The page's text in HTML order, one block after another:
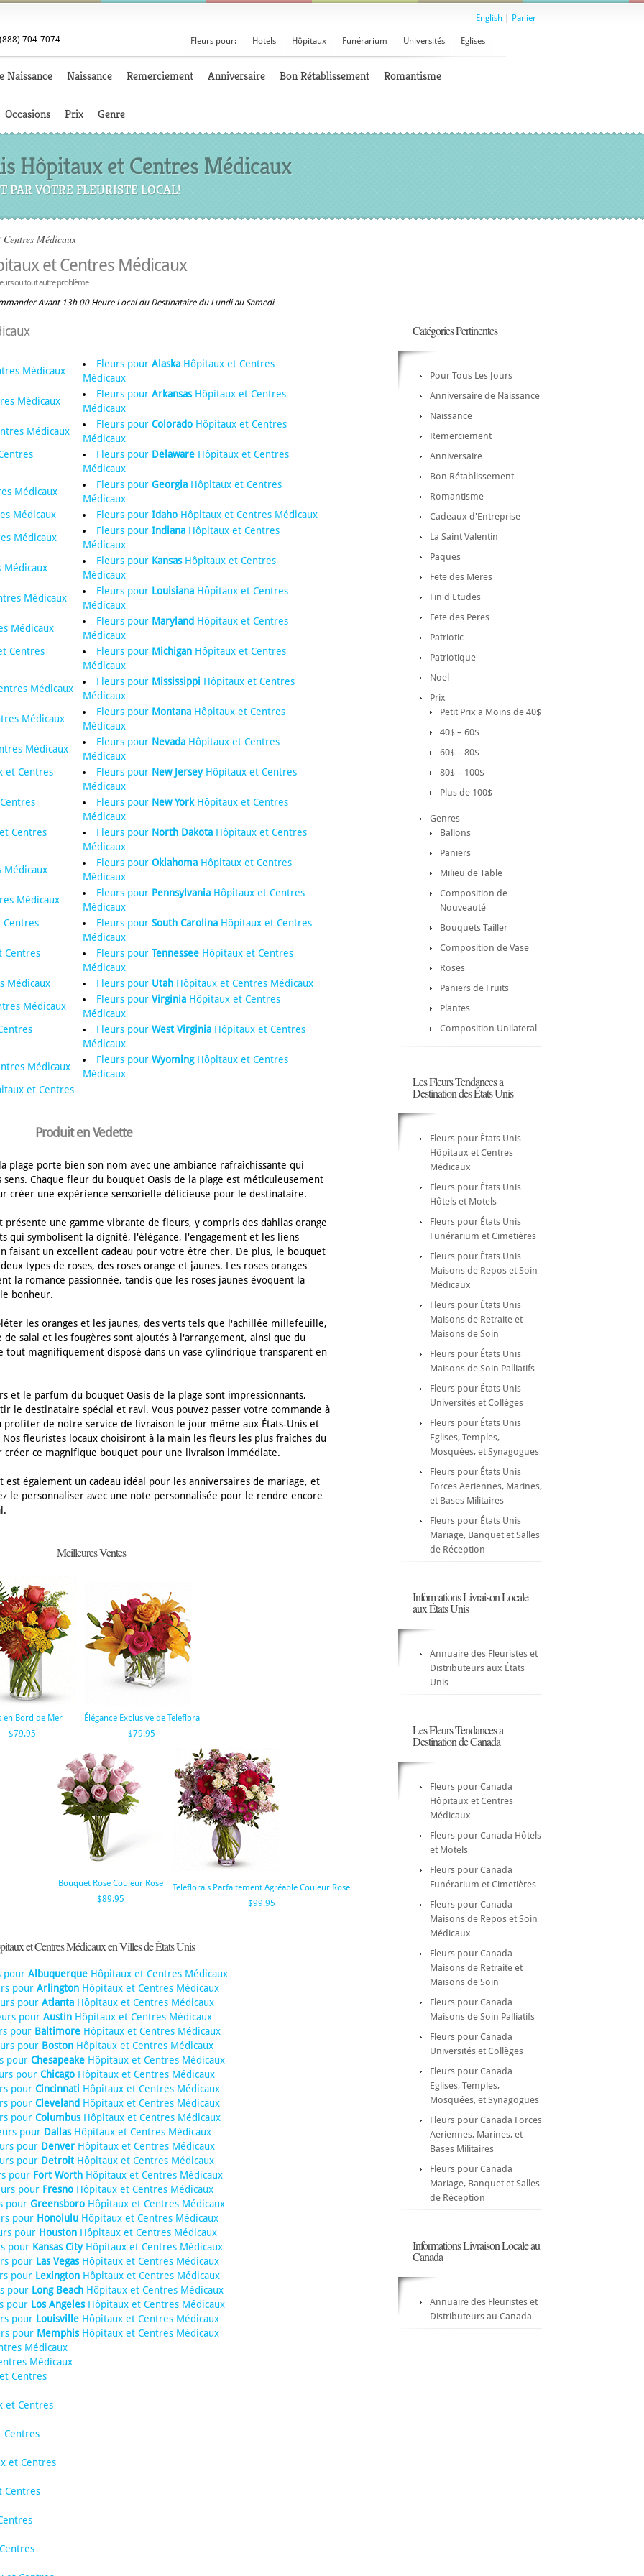
English Panier
(888) 704-7074 Fleurs pour: Hotels Hôpitaux Funérarium Universités Eglises
Naissance Naissance Remerciement Anniversaire Bon Rétablissement Romantisme
Occasions Prix Genre
Hôpitaux et Centres Médicaux
VOTRE FLEURISTE LOCAL!
Médicaux
et Centres Médicaux
ou tout autre problème
Avant 13h 00 Heure Local du Destinataire du Lundi au Samedi
Médicaux
Fleurs pour Alaska Hôpitaux et Centres
Médicaux
Médicaux
Fleurs pour ArkansasHôpitaux et Centres
Médicaux
Médicaux
Fleurs pour Colorado Hôpitaux et Centres
Médicaux
Fleurs pour Delaware Hôpitaux et Centres
Médicaux
Médicaux
Fleurs pour Georgia Hôpitaux et Centres
Médicaux
Médicaux
Fleurs pour Idaho Hôpitaux et Centres Médicaux
Médicaux
Fleurs pour Indiana Hôpitaux et Centres
Médicaux
Fleurs pour KansasHôpitaux et Centres
Médicaux
Médicaux
Fleurs pour Louisiana Hôpitaux et Centres
Médicaux
Médicaux
Fleurs pour Maryland Hôpitaux et Centres
Médicaux
Centres
Fleurs pour Michigan Hôpitaux et Centres
Médicaux
Médicaux
Fleurs pour Mississippi Hôpitaux et Centres
Médicaux
Médicaux
Fleurs pour Montana Hôpitaux et Centres
Médicaux
Médicaux
Fleurs pour Nevada Hôpitaux et Centres
Médicaux
et Centres
Fleurs pour New JerseyHôpitaux et Centres
Médicaux
Fleurs pour New YorkHôpitaux et Centres
Médicaux
Centres
Fleurs pour North Dakota Hôpitaux et Centres
Médicaux
Fleurs pour Oklahoma Hôpitaux et Centres
Médicaux
Médicaux
Fleurs pour Pennsylvania Hôpitaux et Centres
Médicaux
Fleurs pour South Carolina Hôpitaux et Centres
Médicaux
Centres
Fleurs pour Tennessee Hôpitaux et Centres
Médicaux
Médicaux
Fleurs pour Utah Hôpitaux et Centres Médicaux
Médicaux
Fleurs pour Virginia Hôpitaux et Centres
Médicaux
Fleurs pour West Virginia Hôpitaux et Centres
Médicaux
Médicaux
Fleurs pour WyomingHôpitaux et Centres
Médicaux
et Centres
Produit en Vedette
plage porte bien son nom avec une ambiance rafraîchissante qui
Chaque fleur du bouquet Oasis de la plage est méticuleusement
créer une expérience sensorielle délicieuse pour le destinataire.
présente une gamme vibrante de fleurs, y compris des dahlias orange
qui symbolisent la dignité, l'élégance, l'engagement et les liens
faisant un excellent cadeau pour votre être cher. De plus, le bouquet
types de roses, des roses orange et jaunes. Les roses oranges
la romance passionnée, tandis que les roses jaunes évoquent la
bonheur.
les oranges et les jaunes, des verts tels que l'achillée millefeuille,
de salal et les fougères sont ajoutés à l'arrangement, ainsi que du
tout magnifiquement disposé dans un vase cylindrique transparent en
et le parfum du bouquet Oasis de la plage sont impressionnants,
le destinataire spécial et ravi. Vous pouvez passer votre commande à
profiter de notre service de livraison le jour même aux États-Unis et
Nos fleuristes locaux choisiront à la main les fleurs les plus fraîches du
créer ce magnifique bouquet pour une livraison immédiate.
est également un cadeau idéal pour les anniversaires de mariage, et
le personnaliser avec une note personnalisée pour le rendre encore
Meilleures Ventes
en Bord de Mer
$79.95
Élégance Exclusive de Teleflora
$79.95
Bouquet Rose Couleur Rose
$89.95
Teleflora's Parfaitement Agréable Couleur Rose
$99.95
et Centres Médicaux en Villes de États Unis
pour AlbuquerqueHôpitaux et Centres Médicaux
pour ArlingtonHôpitaux et Centres Médicaux
pour AtlantaHôpitaux et Centres Médicaux
pour Austin Hôpitaux et Centres Médicaux
pour Baltimore Hôpitaux et Centres Médicaux
pour Boston Hôpitaux et Centres Médicaux
pour ChesapeakeHôpitaux et Centres Médicaux
pour Chicago Hôpitaux et Centres Médicaux
pour Cincinnati Hôpitaux et Centres Médicaux
pour Cleveland Hôpitaux et Centres Médicaux
pour ColumbusHôpitaux et Centres Médicaux
pour DallasHôpitaux et Centres Médicaux
pour DenverHôpitaux et Centres Médicaux
pour Detroit Hôpitaux et Centres Médicaux
pour Fort WorthHôpitaux et Centres Médicaux
pour FresnoHôpitaux et Centres Médicaux
pour Greensboro Hôpitaux et Centres Médicaux
pour Honolulu Hôpitaux et Centres Médicaux
pour HoustonHôpitaux et Centres Médicaux
pour Kansas CityHôpitaux et Centres Médicaux
pour Las VegasHôpitaux et Centres Médicaux
pour Lexington Hôpitaux et Centres Médicaux
pour Long Beach Hôpitaux et Centres Médicaux
pour Los AngelesHôpitaux et Centres Médicaux
pour Louisville Hôpitaux et Centres Médicaux
pour MemphisHôpitaux et Centres Médicaux
Médicaux
Médicaux
Centres
et Centres
et Centres
Centres
Catégories Pertinentes
Pour Tous Les Jours
Anniversaire de Naissance
Naissance
Remerciement
Anniversaire
Bon Rétablissement
Romantisme
Cadeaux d'Entreprise
La Saint Valentin
Paques
Fete des Meres
Fin d'Etudes
Fete des Peres
Patriotic
Patriotique
Noel
Prix
Petit Prix a Moins de 40$
40$ – 60$
60$ – 80$
80$ – 100$
Plus de 100$
Genres
Ballons
Paniers
Milieu de Table
Composition de
Nouveauté
Bouquets Tailler
Composition de Vase
Roses
Paniers de Fruits
Plantes
Composition Unilateral
Les Fleurs Tendances a
Destination des États Unis
Fleurs pour États Unis
Hôpitaux et Centres
Médicaux
Fleurs pour États Unis
Hôtels et Motels
Fleurs pour États Unis
Funérarium et Cimetières
Fleurs pour États Unis
Maisons de Repos et Soin
Médicaux
Fleurs pour États Unis
Maisons de Retraite et
Maisons de Soin
Fleurs pour États Unis
Maisons de Soin Palliatifs
Fleurs pour États Unis
Universités et Collèges
Fleurs pour États Unis
Eglises, Temples,
Mosquées, et Synagogues
Fleurs pour États Unis
Forces Aeriennes, Marines,
et Bases Militaires
Fleurs pour États Unis
Mariage, Banquet et Salles
de Réception
Informations Livraison Locale
aux États Unis
Annuaire des Fleuristes et
Distributeurs aux États
Unis
Les Fleurs Tendances a
Destination de Canada
Fleurs pour Canada
Hôpitaux et Centres
Médicaux
Fleurs pour Canada Hôtels
et Motels
Fleurs pour Canada
Funérarium et Cimetières
Fleurs pour Canada
Maisons de Repos et Soin
Médicaux
Fleurs pour Canada
Maisons de Retraite et
Maisons de Soin
Fleurs pour Canada
Maisons de Soin Palliatifs
Fleurs pour Canada
Universités et Collèges
Fleurs pour Canada
Eglises, Temples,
Mosquées, et Synagogues
Fleurs pour Canada Forces
Aeriennes, Marines, et
Bases Militaires
Fleurs pour Canada
Mariage, Banquet et Salles
de Réception
Informations Livraison Locale au
Canada
Annuaire des Fleuristes et
Distributeurs au Canada